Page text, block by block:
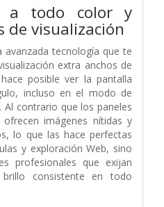
a todo color y
de visualización
avanzada tecnología que te
extra anchos de
posible ver la pantalla
incluso en el modo de
Al contrario que los paneles
imágenes nítidas y
lo que las hace perfectas
y exploración Web, sino
profesionales que exijan
consistente en todo